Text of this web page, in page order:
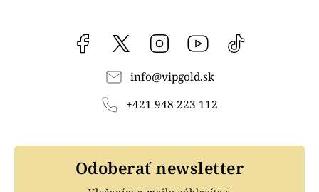
Facebook vipgoldsk Instagram YouTube
info@vipgold.sk
+421 948 223 112
Odoberať newsletter